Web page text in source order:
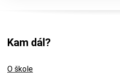
Kam dál?
O škole